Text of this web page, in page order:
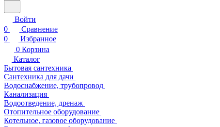
Войти
0
Сравнение
0
Избранное
0 Корзина
Каталог
Бытовая сантехника
Сантехника для дачи
Водоснабжение, трубопровод
Канализация
Водоотведение, дренаж
Отопительное оборудование
Котельное, газовое оборудование